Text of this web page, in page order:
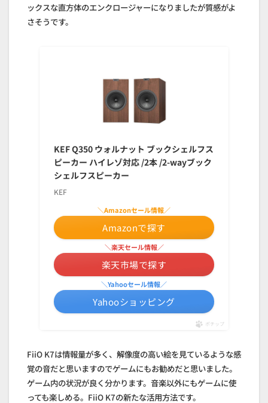
ックスな直方体のエンクロージャーになりましたが質感がよ
さそうです。
KEF Q350 ウォルナット ブックシェルフス
ピーカー ハイレゾ対応 /2本 /2-wayブック
シェルフスピーカー
KEF
＼Amazonセール情報／
Amazonで探す
＼楽天セール情報／
楽天市場で探す
＼Yahooセール情報／
Yahooショッピング
ポチップ
FiiO K7は情報量が多く、解像度の高い絵を見ているような感
覚の音だと思いますのでゲームにもお勧めだと思いました。
ゲーム内の状況が良く分かります。音楽以外にもゲームに使
っても楽しめる。FiiO K7の新たな活用方法です。